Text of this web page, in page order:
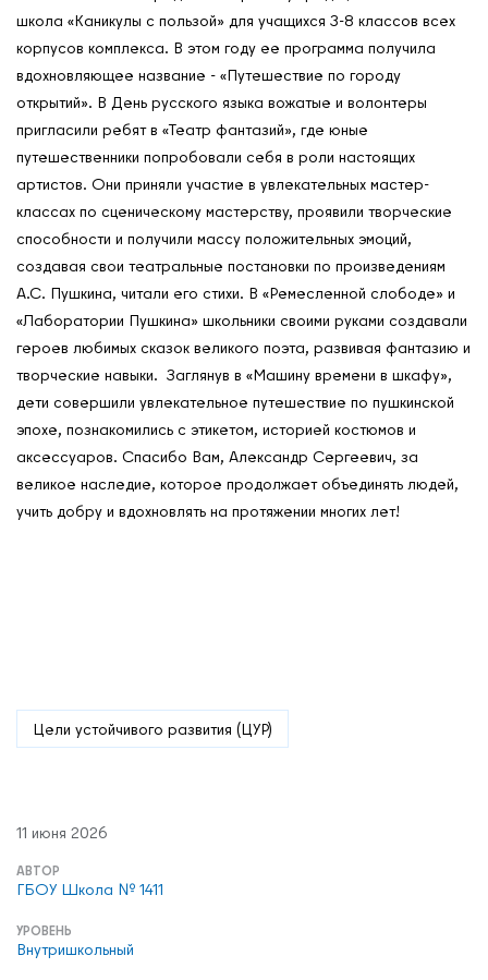
школа «Каникулы с пользой» для учащихся 3-8 классов всех
корпусов комплекса. В этом году ее программа получила
вдохновляющее название - «Путешествие по городу
открытий». В День русского языка вожатые и волонтеры
пригласили ребят в «Театр фантазий», где юные
путешественники попробовали себя в роли настоящих
артистов. Они приняли участие в увлекательных мастер-
классах по сценическому мастерству, проявили творческие
способности и получили массу положительных эмоций,
создавая свои театральные постановки по произведениям
А.С. Пушкина, читали его стихи. В «Ремесленной слободе» и
«Лаборатории Пушкина» школьники своими руками создавали
героев любимых сказок великого поэта, развивая фантазию и
творческие навыки. Заглянув в «Машину времени в шкафу»,
дети совершили увлекательное путешествие по пушкинской
эпохе, познакомились с этикетом, историей костюмов и
аксессуаров. Спасибо Вам, Александр Сергеевич, за
великое наследие, которое продолжает объединять людей,
учить добру и вдохновлять на протяжении многих лет!
Цели устойчивого развития (ЦУР)
11 июня 2026
АВТОР
ГБОУ Школа № 1411
УРОВЕНЬ
Внутришкольный